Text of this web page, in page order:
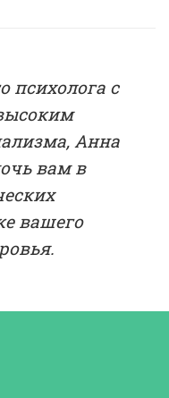
психолога с
Анна
вам в
вашего